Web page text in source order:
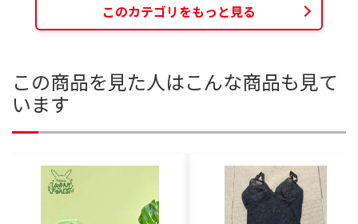
このカテゴリをもっと見る
この商品を見た人はこんな商品も見て
います